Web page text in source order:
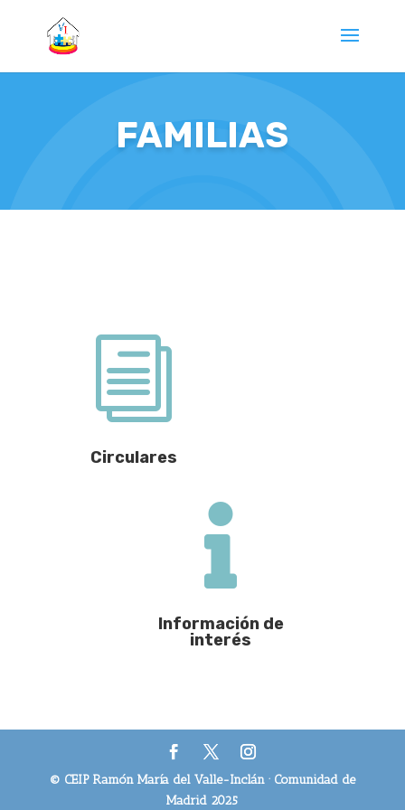
FAMILIAS
i
Circulares

Información de
interés
© CEIP Ramón María del Valle-Inclán · Comunidad de
Madrid 2025